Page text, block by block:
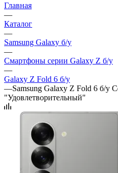
Главная
—
Каталог
—
Samsung Galaxy б/у
—
Смартфоны серии Galaxy Z б/у
—
Galaxy Z Fold 6 б/у
—Samsung Galaxy Z Fold 6 б/у
"Удовлетворительный"